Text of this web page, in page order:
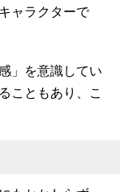
ャラクターで
」を意識してい
こともあり、こ